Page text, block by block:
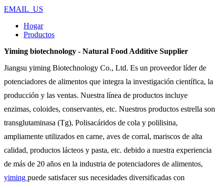
EMAIL_US
Hogar
Productos
Yiming biotechnology - Natural Food Additive Supplier
Jiangsu yiming Biotechnology Co., Ltd. Es un proveedor líder de
potenciadores de alimentos que integra la investigación científica, la
producción y las ventas. Nuestra línea de productos incluye
enzimas, coloides, conservantes, etc. Nuestros productos estrella son
transglutaminasa (Tg), Polisacáridos de cola y polilisina,
ampliamente utilizados en carne, aves de corral, mariscos de alta
calidad, productos lácteos y pasta, etc. debido a nuestra experiencia
de más de 20 años en la industria de potenciadores de alimentos,
yiming puede satisfacer sus necesidades diversificadas con